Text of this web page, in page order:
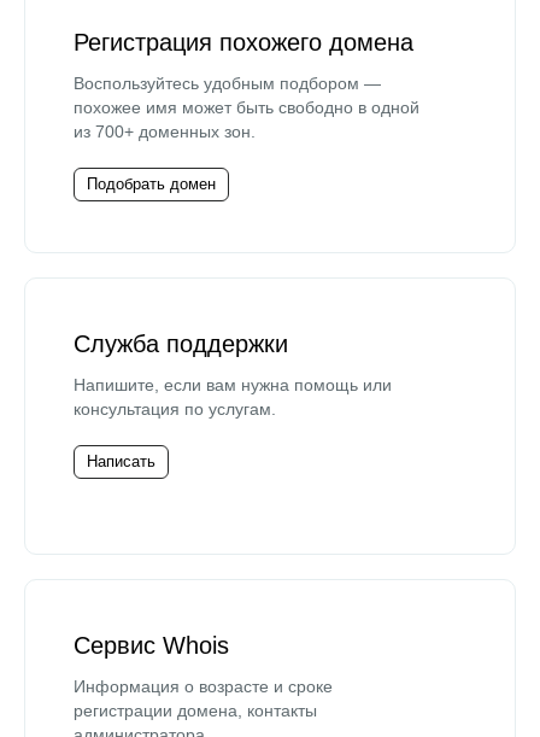
Регистрация похожего домена
Воспользуйтесь удобным подбором —
похожее имя может быть свободно в одной
из 700+ доменных зон.
Подобрать домен
Служба поддержки
Напишите, если вам нужна помощь или
консультация по услугам.
Написать
Сервис Whois
Информация о возрасте и сроке
регистрации домена, контакты